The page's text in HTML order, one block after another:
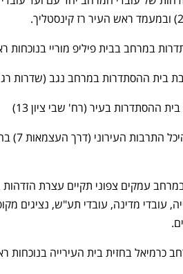
נפתח בכרטיסייה חדשה
נפתח בכרטיסייה חדשה
במרחב בבית פיליפ מוריי בנוכחות
בית ההסתדרות במרחב נגב (שדרות רגר
ההסתדרות בעיר (רח' שבי ציון 13)
כרמיאל בחזית בית העירייה בנוכחות